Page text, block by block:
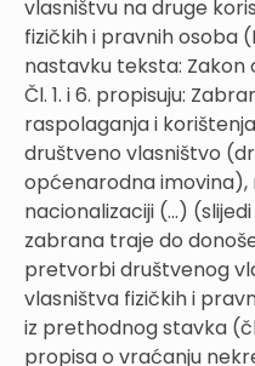
vlasništvu na druge
fizičkih i pravnih osoba
nastavku teksta: Zakon
Čl. 1. i 6. propisuju:
raspolaganja i
društveno vlasništvo
općenarodna imovina),
nacionalizaciji (...)
zabrana traje do
pretvorbi društvenog
vlasništva fizičkih i
iz prethodnog stavka
propisa o vraćanju